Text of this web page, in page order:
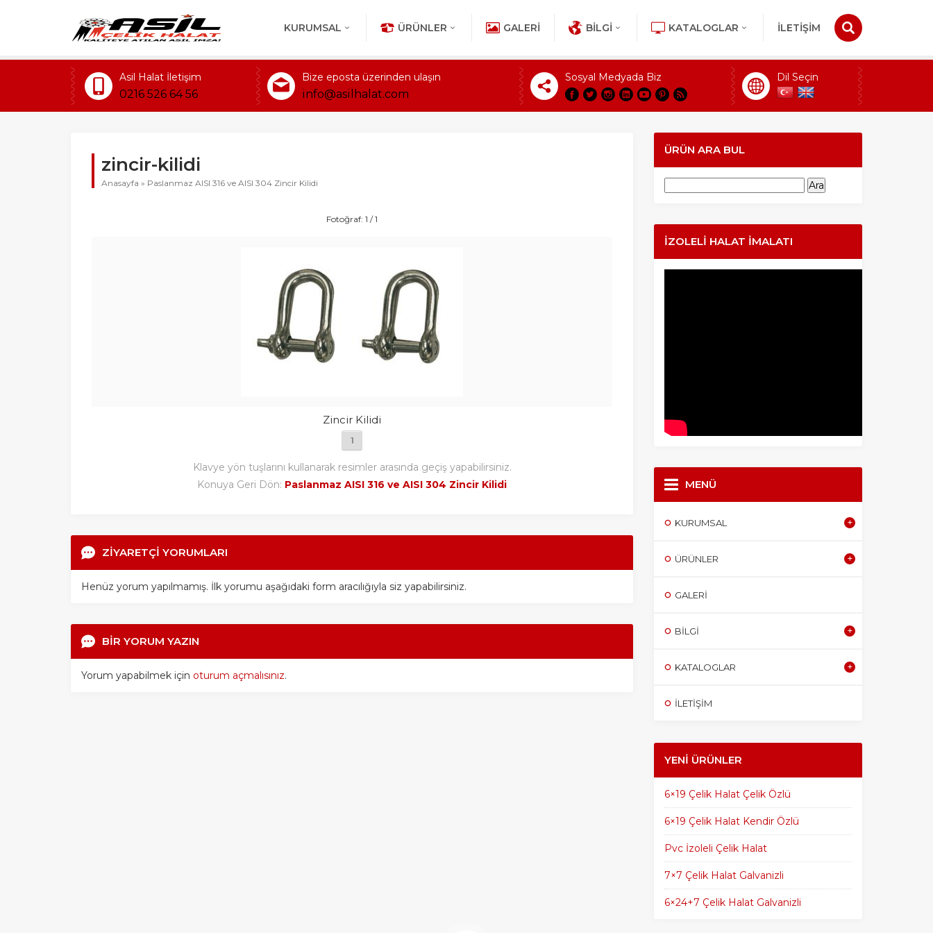
KURUMSAL ÜRÜNLER GALERI BILGI KATALOGLAR İLETİŞİM
Asil Halat İletişim
0216 526 64 56
Bize eposta üzerinden ulaşın
info@asilhalat.com
Sosyal Medyada Biz Dil Seçin
zincir-kilidi
Anasayfa » Paslanmaz AISI 316 ve AISI 304 Zincir Kilidi
Fotoğraf: 1 / 1
Zincir Kilidi
1
Klavye yön tuşlarını kullanarak resimler arasında geçiş yapabilirsiniz.
Konuya Geri Dön: Paslanmaz AISI 316 ve AISI 304 Zincir Kilidi
ZİYARETÇİ YORUMLARI
Henüz yorum yapılmamış. İlk yorumu aşağıdaki form aracılığıyla siz yapabilirsiniz.
BİR YORUM YAZIN
Yorum yapabilmek için oturum açmalısınız.
ÜRÜN ARA BUL
İZOLELI HALAT İMALATI
MENÜ
KURUMSAL
ÜRÜNLER
GALERI
BILGI
KATALOGLAR
İLETİŞİM
YENI ÜRÜNLER
6×19 Çelik Halat Çelik Özlü
6×19 Çelik Halat Kendir Özlü
Pvc İzoleli Çelik Halat
7×7 Çelik Halat Galvanizli
6×24+7 Çelik Halat Galvanizli